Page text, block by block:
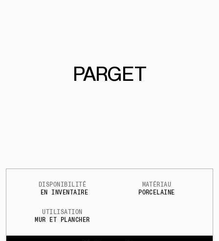
PARGET
DISPONIBILITÉ
EN INVENTAIRE
MATÉRIAU
PORCELAINE
UTILISATION
MUR ET PLANCHER